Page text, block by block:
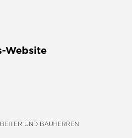
Website
UND BAUHERREN